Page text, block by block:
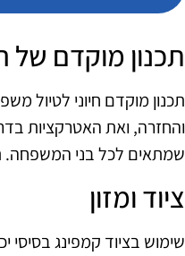
תכנון מוקדם של
תכנון מוקדם חיוני לטיול
והחזרה, ואת האטרקציות
שמתאים לכל בני המשפחה.
ציוד ומזון
שימוש בציוד קמפינג בסיסי